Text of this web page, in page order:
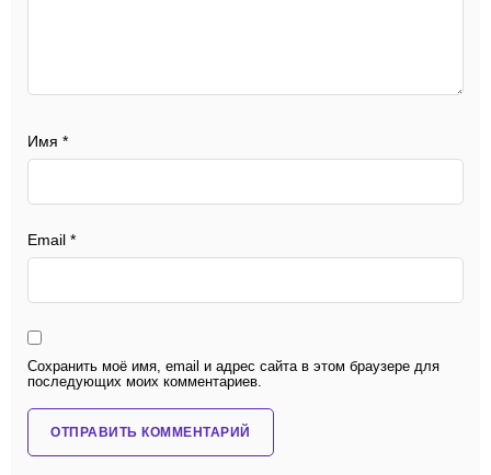
Имя *
Email *
Сохранить моё имя, email и адрес сайта в этом браузере для
последующих моих комментариев.